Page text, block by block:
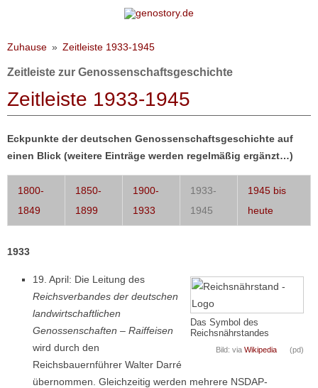
Zuhause Zeitleiste 1933-1945
Zeitleiste zur Genossenschaftsgeschichte
Zeitleiste 1933-1945
Eckpunkte der deutschen Genossenschaftsgeschichte auf
einen Blick (weitere Einträge werden regelmäßig ergänzt…)
1800-
1849
1850-
1899
1900-
1933
1933-
1945
1945 bis
heute
1933
Das Symbol des
Reichsnährstandes
Bild: via Wikipedia (pd)
19. April: Die Leitung des
Reichsverbandes der deutschen
landwirtschaftlichen
Genossenschaften – Raiffeisen
wird durch den
Reichsbauernführer Walter Darré
übernommen. Gleichzeitig werden mehrere NSDAP-